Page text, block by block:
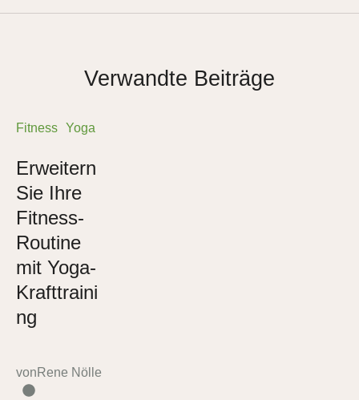
Verwandte Beiträge
Fitness Yoga
Erweitern
Sie Ihre
Fitness-
Routine
mit Yoga-
Krafttraini
ng
von Rene Nölle